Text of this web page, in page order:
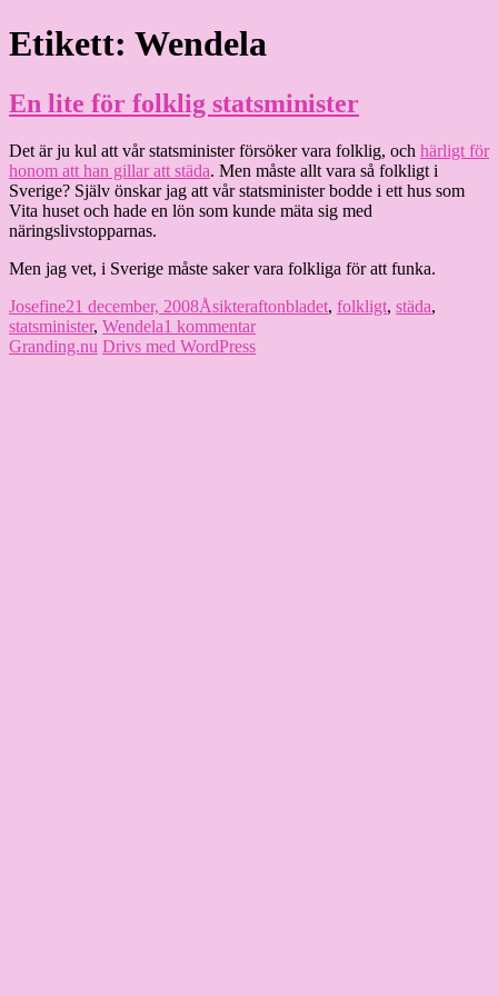
Hoppa
till
Granding.nu
Etikett: Wendela
En lite för folklig statsminister
Det är ju kul att vår statsminister försöker vara folklig, och härligt för
honom att han gillar att städa. Men måste allt vara så folkligt i
Sverige? Själv önskar jag att vår statsminister bodde i ett hus som
Vita huset och hade en lön som kunde mäta sig med
näringslivstopparnas.
Men jag vet, i Sverige måste saker vara folkliga för att funka.
Författare
JosefinePublicerat
den
21 december, 2008Kategorier
ÅsikterEtiketter
aftonbladet, folkligt, städa,
statsminister, Wendela1 kommentartill
En
Granding.nu Drivs med WordPress